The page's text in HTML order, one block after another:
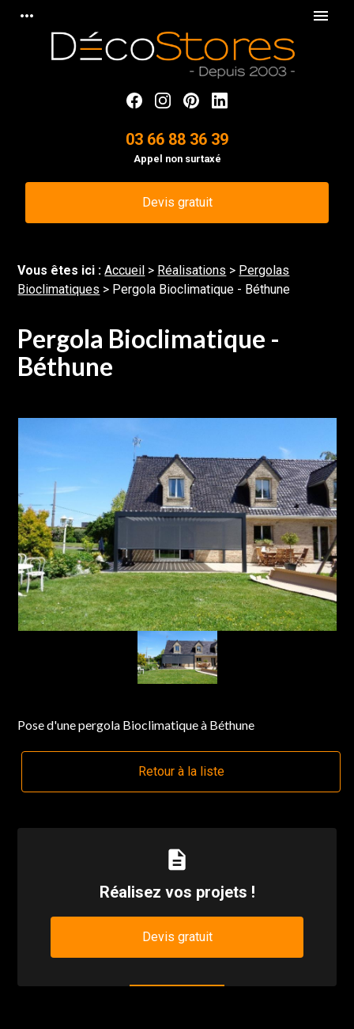
more_horiz menu
03 66 88 36 39
Appel non surtaxé
Devis gratuit
Vous êtes ici :Accueil > Réalisations > Pergolas
Bioclimatiques > Pergola Bioclimatique - Béthune
Pergola Bioclimatique -
Béthune
Pose d'une pergola Bioclimatique à Béthune
Retour à la liste
description
Réalisez vos projets !
Devis gratuit